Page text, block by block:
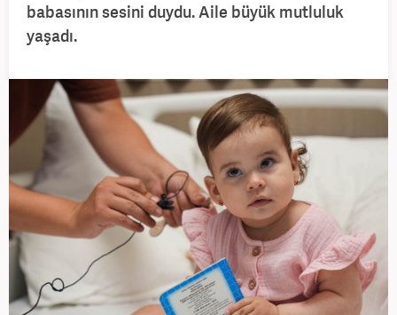
babasının sesini duydu. Aile büyük mutluluk
yaşadı.